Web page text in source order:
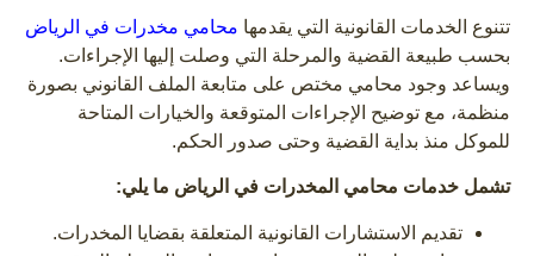
تتنوع الخدمات القانونية التي يقدمها محامي مخدرات في الرياض
بحسب طبيعة القضية والمرحلة التي وصلت إليها الإجراءات.
ويساعد وجود محامي مختص على متابعة الملف القانوني بصورة
منظمة، مع توضيح الإجراءات المتوقعة والخيارات المتاحة
للموكل منذ بداية القضية وحتى صدور الحكم.
تشمل خدمات محامي المخدرات في الرياض ما يلي:
تقديم الاستشارات القانونية المتعلقة بقضايا المخدرات.